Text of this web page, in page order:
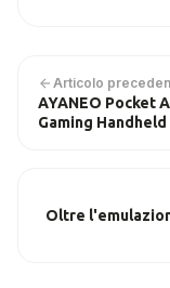
Articolo
AYANEO Pocket
Gaming
Oltre